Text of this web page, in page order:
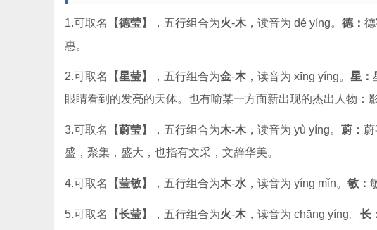
1.可取名 【德莹】 ，五行组合为火-木 ，读音为 dé yíng。 德：
惠。
2.可取名 【星莹】 ，五行组合为金-木 ，读音为 xīng yíng。 星：
眼睛看到的发亮的天体。也有喻某一方面新出现的杰出人物：
3.可取名 【蔚莹】 ，五行组合为木-木 ，读音为 yù yíng。 蔚： 蔚
盛，聚集，盛大，也指有文采，文辞华美。
4.可取名 【莹敏】 ，五行组合为木-水 ，读音为 yíng mǐn。 敏：
5.可取名 【长莹】 ，五行组合为火-木 ，读音为 chāng yíng。 长